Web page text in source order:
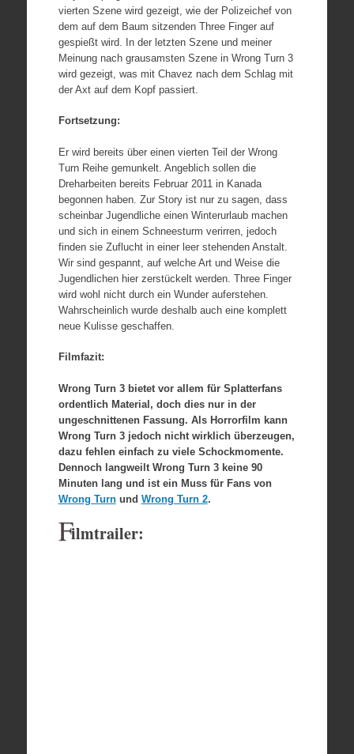
vierten Szene wird gezeigt, wie der Polizeichef von
dem auf dem Baum sitzenden Three Finger auf
gespießt wird. In der letzten Szene und meiner
Meinung nach grausamsten Szene in Wrong Turn 3
wird gezeigt, was mit Chavez nach dem Schlag mit
der Axt auf dem Kopf passiert.
Fortsetzung:
Er wird bereits über einen vierten Teil der Wrong
Turn Reihe gemunkelt. Angeblich sollen die
Dreharbeiten bereits Februar 2011 in Kanada
begonnen haben. Zur Story ist nur zu sagen, dass
scheinbar Jugendliche einen Winterurlaub machen
und sich in einem Schneesturm verirren, jedoch
finden sie Zuflucht in einer leer stehenden Anstalt.
Wir sind gespannt, auf welche Art und Weise die
Jugendlichen hier zerstückelt werden. Three Finger
wird wohl nicht durch ein Wunder auferstehen.
Wahrscheinlich wurde deshalb auch eine komplett
neue Kulisse geschaffen.
Filmfazit:
Wrong Turn 3 bietet vor allem für Splatterfans
ordentlich Material, doch dies nur in der
ungeschnittenen Fassung. Als Horrorfilm kann
Wrong Turn 3 jedoch nicht wirklich überzeugen,
dazu fehlen einfach zu viele Schockmomente.
Dennoch langweilt Wrong Turn 3 keine 90
Minuten lang und ist ein Muss für Fans von
Wrong Turnund Wrong Turn 2.
Filmtrailer: